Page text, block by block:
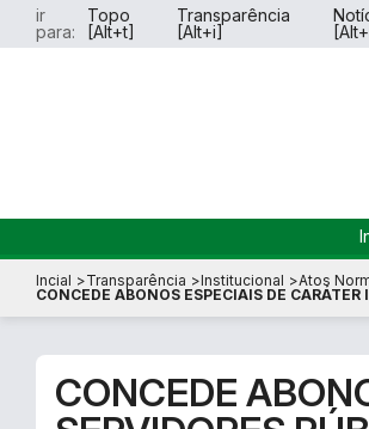
ir
para:
Topo
[Alt+t]
Transparência
[Alt+i]
Incial Transparência Institucional Atos
CONCEDE ABONOS ESPECIAIS DE
CONCEDE